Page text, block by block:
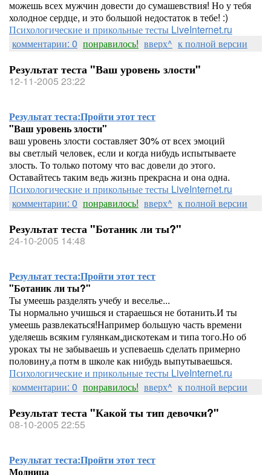
можешь всех мужчин довести до сумашевствия! Но у тебя
холодное сердце, и это большой недостаток в тебе! :)
Психологические и прикольные тесты LiveInternet.ru
комментарии: 0 понравилось! вверх^ к полной версии
Результат теста "Ваш уровень злости"
12-11-2005 23:22
Результат теста:Пройти этот тест
"Ваш уровень злости"
ваш уровень злости составляет 30% от всех эмоций
вы светлый человек, если и когда нибудь испытываете
злость. То только потому что вас довели до этого.
Оставайтесь таким ведь жизнь прекрасна и она одна.
Психологические и прикольные тесты LiveInternet.ru
комментарии: 0 понравилось! вверх^ к полной версии
Результат теста "Ботаник ли ты?"
24-10-2005 14:48
Результат теста:Пройти этот тест
"Ботаник ли ты?"
Ты умеешь разделять учебу и веселье...
Ты нормально учишься и стараешься не ботанить.И ты
умеешь развлекаться!Например большую часть времени
уделяешь всяким гулянкам,дискотекам и типа того.Но об
уроках ты не забываешь и успеваешь сделать примерно
половину,а потм в школе как нибудь выпутываешься.
Психологические и прикольные тесты LiveInternet.ru
комментарии: 0 понравилось! вверх^ к полной версии
Результат теста "Какой ты тип девочки?"
08-10-2005 22:55
Результат теста:Пройти этот тест
Модница